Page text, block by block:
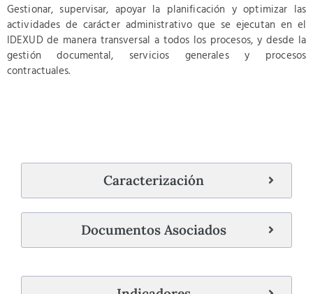
Gestionar, supervisar, apoyar la planificación y optimizar las
actividades de carácter administrativo que se ejecutan en el
IDEXUD de manera transversal a todos los procesos, y desde la
gestión documental, servicios generales y procesos
contractuales.
Caracterización
Documentos Asociados